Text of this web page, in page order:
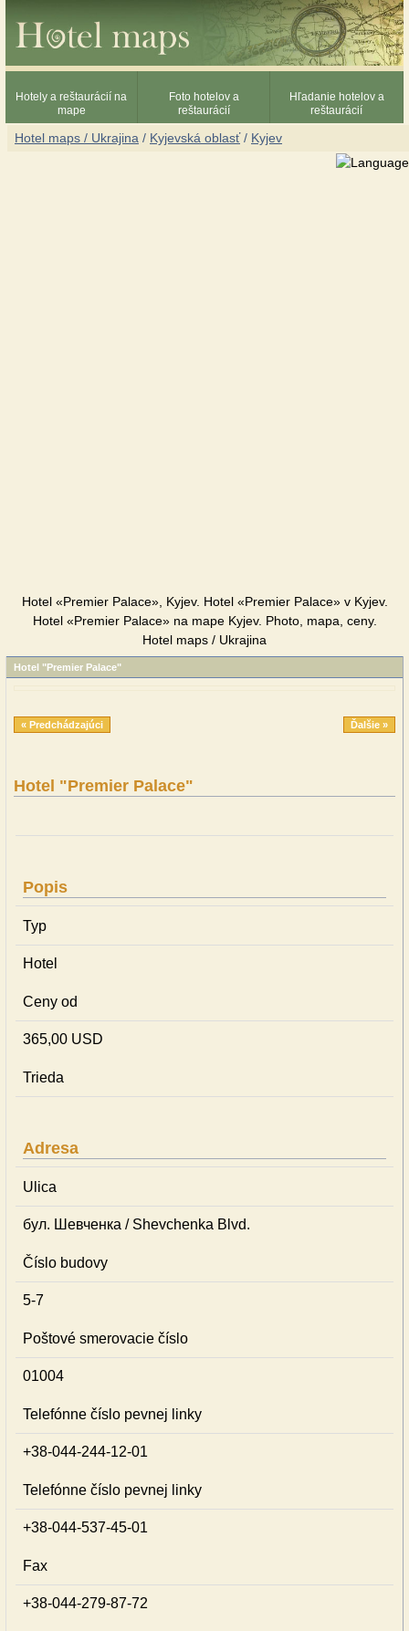
Hotely a reštaurácií na
mape
Foto hotelov a
reštaurácií
Hľadanie hotelov a
reštaurácií
Hotel maps / Ukrajina / Kyjevská oblasť/ Kyjev
Hotel «Premier Palace», Kyjev. Hotel «Premier Palace» v Kyjev.
Hotel «Premier Palace» na mape Kyjev. Photo, mapa, ceny.
Hotel maps / Ukrajina
Hotel "Premier Palace"
« Predchádzajúci Ďalšie »
Hotel "Premier Palace"
Popis
Typ
Hotel
Ceny od
365,00 USD
Trieda
Adresa
Ulica
бул. Шевченка / Shevchenka Blvd.
Číslo budovy
5-7
Poštové smerovacie číslo
01004
Telefónne číslo pevnej linky
+38-044-244-12-01
Telefónne číslo pevnej linky
+38-044-537-45-01
Fax
+38-044-279-87-72